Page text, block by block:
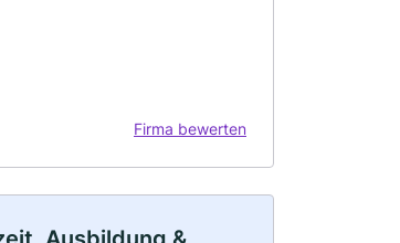
Firma bewerten